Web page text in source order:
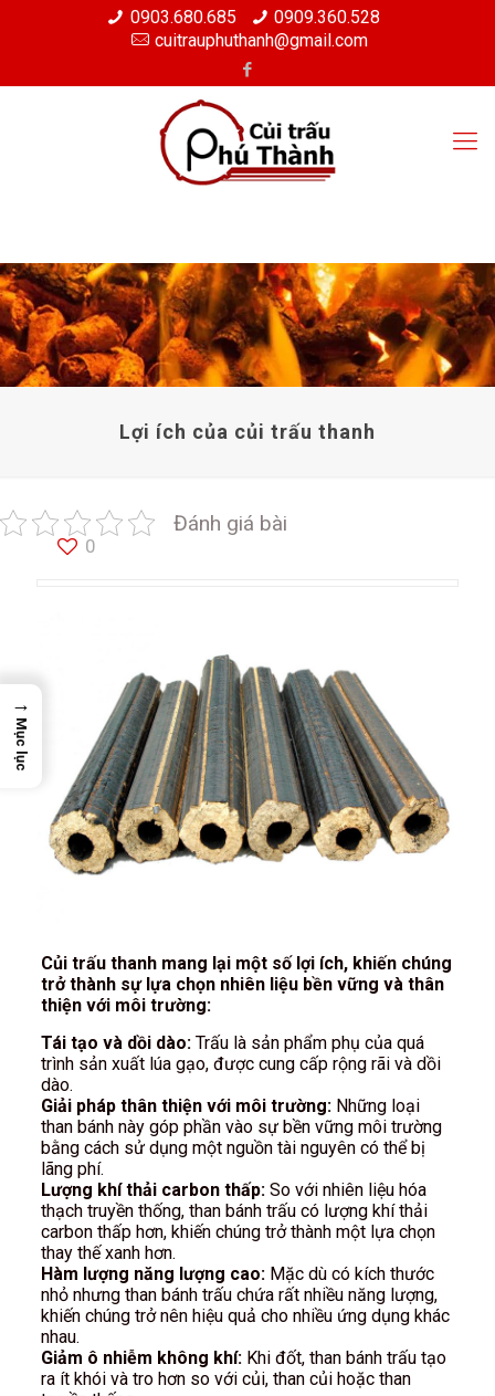
0903.680.685
0909.360.528
cuitrauphuthanh@gmail.com
Lợi ích của củi trấu thanh
Đánh giá bài
0
Củi trấu thanh mang lại một số lợi ích, khiến chúng
trở thành sự lựa chọn nhiên liệu bền vững và thân
thiện với môi trường:
Tái tạo và dồi dào:Trấu là sản phẩm phụ của quá
trình sản xuất lúa gạo, được cung cấp rộng rãi và dồi
dào.
Giải pháp thân thiện với môi trường:Những loại
than bánh này góp phần vào sự bền vững môi trường
bằng cách sử dụng một nguồn tài nguyên có thể bị
lãng phí.
Lượng khí thải carbon thấp:So với nhiên liệu hóa
thạch truyền thống, than bánh trấu có lượng khí thải
carbon thấp hơn, khiến chúng trở thành một lựa chọn
thay thế xanh hơn.
Hàm lượng năng lượng cao:Mặc dù có kích thước
nhỏ nhưng than bánh trấu chứa rất nhiều năng lượng,
khiến chúng trở nên hiệu quả cho nhiều ứng dụng khác
nhau.
Giảm ô nhiễm không khí:Khi đốt, than bánh trấu tạo
ra ít khói và tro hơn so với củi, than củi hoặc than
→
Mục lục